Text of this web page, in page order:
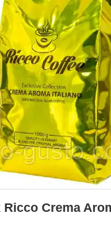
Ricco Crema